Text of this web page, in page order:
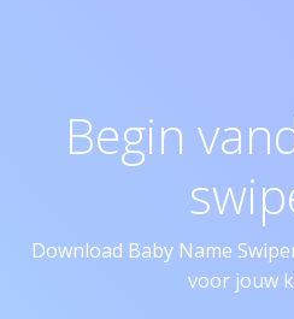
Begin
Download Baby Name
voor jouw